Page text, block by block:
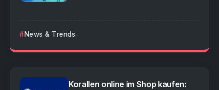
News & Trends
Korallen online im Shop kaufen: